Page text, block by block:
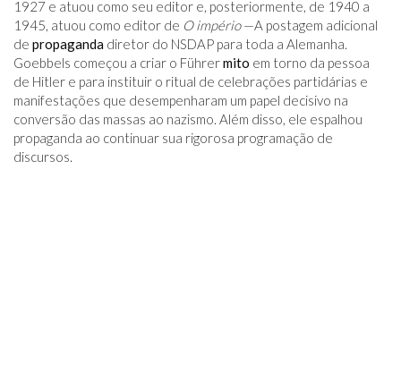
1927 e atuou como seu editor e, posteriormente, de 1940 a
1945, atuou como editor de O império—A postagem adicional
de propaganda diretor do NSDAP para toda a Alemanha.
Goebbels começou a criar o Führermito em torno da pessoa
de Hitler e para instituir o ritual de celebrações partidárias e
manifestações que desempenharam um papel decisivo na
conversão das massas ao nazismo. Além disso, ele espalhou
propaganda ao continuar sua rigorosa programação de
discursos.